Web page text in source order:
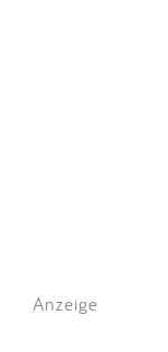
Anzeige